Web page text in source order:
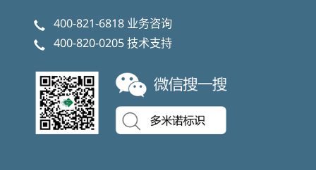
400-821-6818 业务咨询
400-820-0205技术支持